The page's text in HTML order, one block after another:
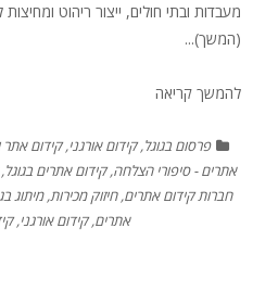
מעבדות ובתי חולים, ייצור ריהוט
(המשך)...
להמשך קריאה
פרסום בגוגל,קידום אורגני,קידום אתר
אתרים - סיפורי הצלחה,קידום אתרים בגוגל
חברות קידום אתרים,חיזוק מכירות,מיתוג
אתרים,קידום אורגני,